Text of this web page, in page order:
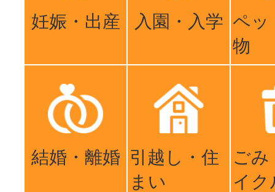
妊娠・出産 入園・入学 ペッ
物
結婚・離婚 引越し・住
まい
ごみ
イク